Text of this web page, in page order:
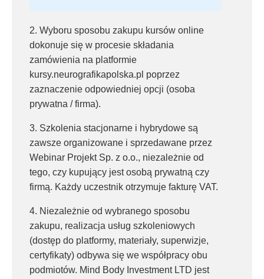
2. Wyboru sposobu zakupu kursów online
dokonuje się w procesie składania
zamówienia na platformie
kursy.neurografikapolska.pl poprzez
zaznaczenie odpowiedniej opcji (osoba
prywatna / firma).
3. Szkolenia stacjonarne i hybrydowe są
zawsze organizowane i sprzedawane przez
Webinar Projekt Sp. z o.o., niezależnie od
tego, czy kupujący jest osobą prywatną czy
firmą. Każdy uczestnik otrzymuje fakturę VAT.
4. Niezależnie od wybranego sposobu
zakupu, realizacja usług szkoleniowych
(dostęp do platformy, materiały, superwizje,
certyfikaty) odbywa się we współpracy obu
podmiotów. Mind Body Investment LTD jest